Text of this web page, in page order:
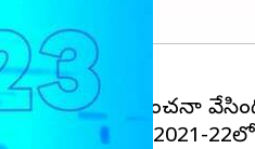
ఆర్థిక సర్వే అంచనా
అవుతుందని, 2021-